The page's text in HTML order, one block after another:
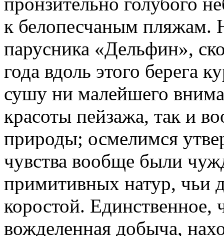
к белопесчаным пляжам.
парусника «Дельфин»,
года вдоль этого берега
сушу ни малейшего
красоты пейзажа, так и
природы; осмелимся
чувства вообще были
примитивных натур, чьи
коростой. Единственное,
вожделенная добыча,